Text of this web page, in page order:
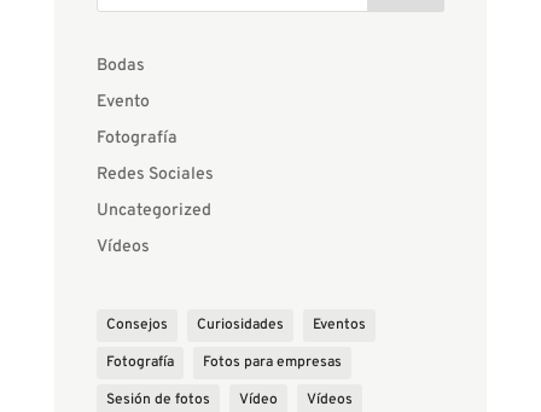
Bodas
Evento
Fotografía
Redes Sociales
Uncategorized
Vídeos
Consejos Curiosidades
Eventos
Fotografía
Fotos para empresas
Sesión de fotos
Vídeo Vídeos